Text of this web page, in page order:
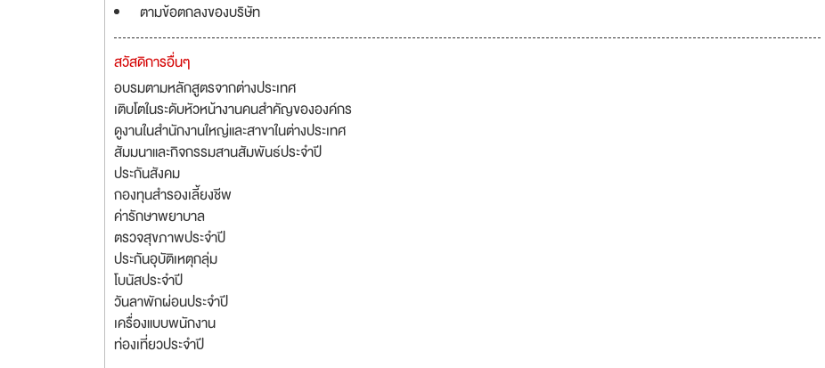
ตามข้อตกลงของบริษัท
สวัสดิการอื่นๆ
อบรมตามหลักสูตรจากต่างประเทศ
เติบโตในระดับหัวหน้างานคนสำคัญขององค์กร
ดูงานในสำนักงานใหญ่และสาขาในต่างประเทศ
สัมมนาและกิจกรรมสานสัมพันธ์ประจำปี
ประกันสังคม
กองทุนสำรองเลี้ยงชีพ
ค่ารักษาพยาบาล
ตรวจสุขภาพประจำปี
ประกันอุบัติเหตุกลุ่ม
โบนัสประจำปี
วันลาพักผ่อนประจำปี
เครื่องแบบพนักงาน
ท่องเที่ยวประจำปี